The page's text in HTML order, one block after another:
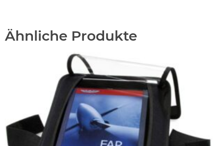
Ähnliche Produkte